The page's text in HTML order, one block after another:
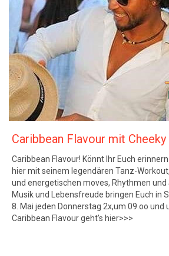
Caribbean Flavour mit
Caribbean Flavour! Könnt Ihr Euch
hier mit seinem legendären Tanz-
und energetischen moves, Rhythmen
Musik und Lebensfreude bringen Euch in
8. Mai jeden Donnerstag 2x,um 09.oo und
Caribbean Flavour geht’s hier>>>